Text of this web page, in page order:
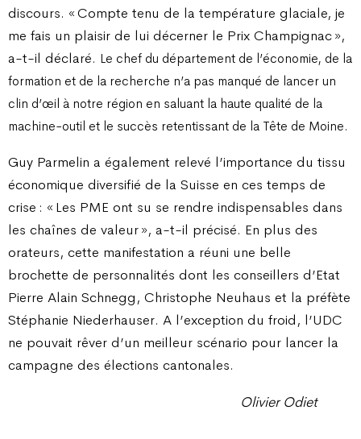
discours. « Compte tenu de la température glaciale, je
me fais un plaisir de lui décerner le Prix Champignac »,
a-t-il déclaré. Le chef du département de l’économie, de la
formation et de la recherche n’a pas manqué de lancer un
clin d’œil à notre région en saluant la haute qualité de la
machine-outil et le succès retentissant de la Tête de Moine.
Guy Parmelin a également relevé l’importance du tissu
économique diversifié de la Suisse en ces temps de
crise : « Les PME ont su se rendre indispensables dans
les chaînes de valeur », a-t-il précisé. En plus des
orateurs, cette manifestation a réuni une belle
brochette de personnalités dont les conseillers d’Etat
Pierre Alain Schnegg, Christophe Neuhaus et la préfète
Stéphanie Niederhauser. A l’exception du froid, l’UDC
ne pouvait rêver d’un meilleur scénario pour lancer la
campagne des élections cantonales.
Olivier Odiet